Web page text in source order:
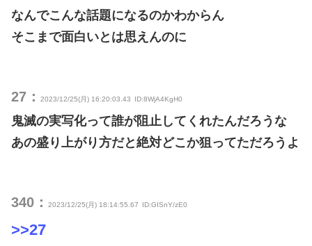
なんでこんな話題になるのかわからん
そこまで面白いとは思えんのに
27： 2023/12/25(月) 16:20:03.43 ID:8WjA4KgH0
鬼滅の実写化って誰が阻止してくれたんだろうな
あの盛り上がり方だと絶対どこか狙ってただろうよ
340： 2023/12/25(月) 18:14:55.67 ID:GISnY/zE0
>>27